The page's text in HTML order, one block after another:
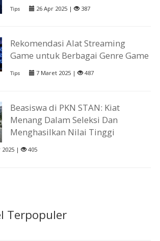
Tips 26 Apr 2025 | 387
Rekomendasi Alat Streaming
Game untuk Berbagai Genre Game
Tips 7 Maret 2025 | 487
Beasiswa di PKN STAN: Kiat
Menang Dalam Seleksi Dan
Menghasilkan Nilai Tinggi
2025 | 405
Terpopuler